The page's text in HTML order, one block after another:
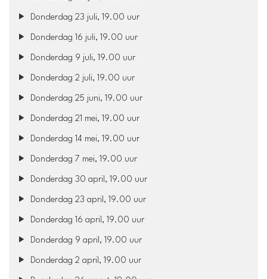
Donderdag 23 juli, 19.00 uur
Donderdag 16 juli, 19.00 uur
Donderdag 9 juli, 19.00 uur
Donderdag 2 juli, 19.00 uur
Donderdag 25 juni, 19.00 uur
Donderdag 21 mei, 19.00 uur
Donderdag 14 mei, 19.00 uur
Donderdag 7 mei, 19.00 uur
Donderdag 30 april, 19.00 uur
Donderdag 23 april, 19.00 uur
Donderdag 16 april, 19.00 uur
Donderdag 9 april, 19.00 uur
Donderdag 2 april, 19.00 uur